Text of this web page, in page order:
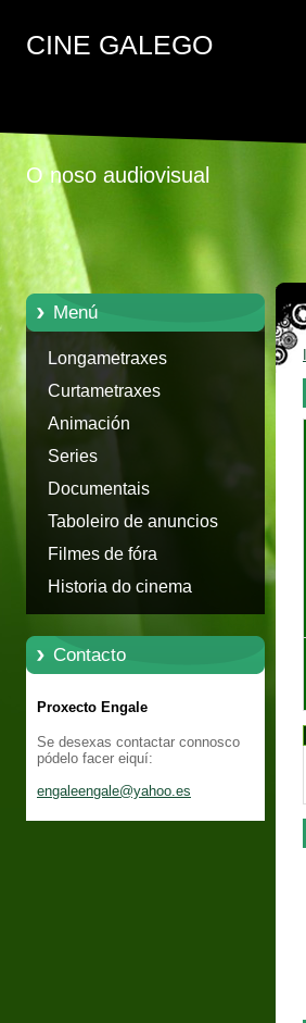
CINE GALEGO
O noso audiovisual
Menú
Longametraxes
Curtametraxes
Animación
Series
Documentais
Taboleiro de anuncios
Filmes de fóra
Historia do cinema
Contacto
Proxecto Engale
Se desexas contactar connosco
pódelo facer eiquí:
engaleengale@yahoo.es